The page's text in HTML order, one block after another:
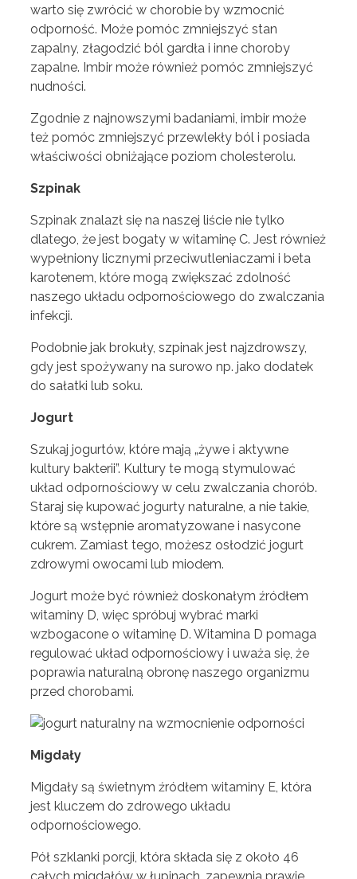
warto się zwrócić w chorobie by wzmocnić
odporność. Może pomóc zmniejszyć stan
zapalny, złagodzić ból gardła i inne choroby
zapalne. Imbir może również pomóc zmniejszyć
nudności.
Zgodnie z najnowszymi badaniami, imbir może
też pomóc zmniejszyć przewlekły ból i posiada
właściwości obniżające poziom cholesterolu.
Szpinak
Szpinak znalazł się na naszej liście nie tylko
dlatego, że jest bogaty w witaminę C. Jest również
wypełniony licznymi przeciwutleniaczami i beta
karotenem, które mogą zwiększać zdolność
naszego układu odpornościowego do zwalczania
infekcji.
Podobnie jak brokuły, szpinak jest najzdrowszy,
gdy jest spożywany na surowo np. jako dodatek
do sałatki lub soku.
Jogurt
Szukaj jogurtów, które mają „żywe i aktywne
kultury bakterii”. Kultury te mogą stymulować
układ odpornościowy w celu zwalczania chorób.
Staraj się kupować jogurty naturalne, a nie takie,
które są wstępnie aromatyzowane i nasycone
cukrem. Zamiast tego, możesz osłodzić jogurt
zdrowymi owocami lub miodem.
Jogurt może być również doskonałym źródłem
witaminy D, więc spróbuj wybrać marki
wzbogacone o witaminę D. Witamina D pomaga
regulować układ odpornościowy i uważa się, że
poprawia naturalną obronę naszego organizmu
przed chorobami.
Migdały
Migdały są świetnym źródłem witaminy E, która
jest kluczem do zdrowego układu
odpornościowego.
Pół szklanki porcji, która składa się z około 46